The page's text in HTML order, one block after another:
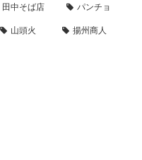
田中そば店 パンチョ
山頭火 揚州商人